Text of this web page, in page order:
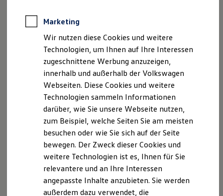
Rekuperation
Laden unterwegs
Laden Zuhause
Ladestationen finden
Ladezeitensimulator
Batterie
Sicherheit
Nachhaltigkeit
Technologie
Kosten und Kauf
Verbrauchskosten
Kaufoptionen
E-Auto-Förderung
Software und Konnektivität
Die ID. Software 6
ID. Software Versionen und Updates
Digitale Extras
Schnittstellen zu Ihrem ID.
Datenschutzerklärungen
Lizenzhinweise Dritter
Angaben zum Digital Services Act (DSA)
EU Data Act
Produktsicherheitsinformationen
Vertrag Widerrufen
Disclaimer von Volkswagen AG
Die in dieser Darstellung gezeigten Fahrzeuge und
Ausstattungen können in einzelnen Details vom aktuellen
deutschen Lieferprogramm abweichen. Abgebildet sind
teilweise Sonderausstattungen der Fahrzeuge gegen
Mehrpreis.
Bitte beachten Sie auch unseren Konfigurator für eine
Übersicht der aktuell verfügbaren Modelle und Ausstattungen.
Die angegebenen Verbrauchs- und Emissionswerte beziehen
Marketing
Wir nutzen diese Cookies und weitere
Technologien, um Ihnen auf Ihre Interessen
zugeschnittene Werbung anzuzeigen,
innerhalb und außerhalb der Volkswagen
Webseiten. Diese Cookies und weitere
Technologien sammeln Informationen
darüber, wie Sie unsere Webseite nutzen,
zum Beispiel, welche Seiten Sie am meisten
besuchen oder wie Sie sich auf der Seite
bewegen. Der Zweck dieser Cookies und
weitere Technologien ist es, Ihnen für Sie
relevantere und an Ihre Interessen
angepasste Inhalte anzubieten. Sie werden
außerdem dazu verwendet, die